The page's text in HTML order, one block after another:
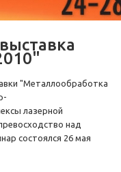
"Металлообработка
лазерной
над
состоялся 26 мая